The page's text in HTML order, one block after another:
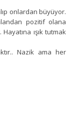
onlardan büyüyor.
pozitif olana
ışık tutmak
Nazik ama her